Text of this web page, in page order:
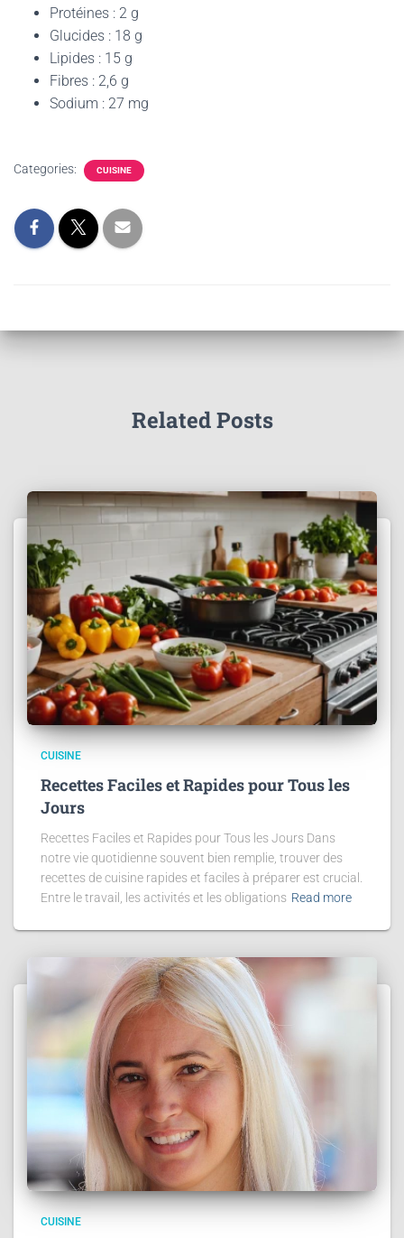
Protéines : 2 g
Glucides : 18 g
Lipides : 15 g
Fibres : 2,6 g
Sodium : 27 mg
Categories: CUISINE
Related Posts
CUISINE
Recettes Faciles et Rapides pour Tous les
Jours
Recettes Faciles et Rapides pour Tous les Jours Dans
notre vie quotidienne souvent bien remplie, trouver des
recettes de cuisine rapides et faciles à préparer est crucial.
Entre le travail, les activités et les obligations Read more
CUISINE